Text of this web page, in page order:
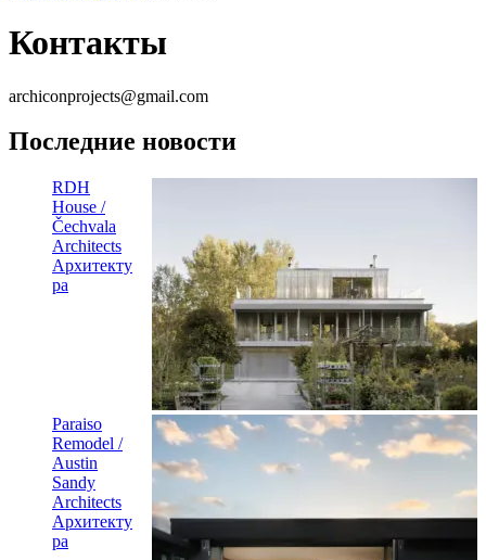
Контакты
archiconprojects@gmail.com
Последние новости
RDH
House /
Čechvala
Architects
Архитекту
ра
Paraiso
Remodel /
Austin
Sandy
Architects
Архитекту
ра